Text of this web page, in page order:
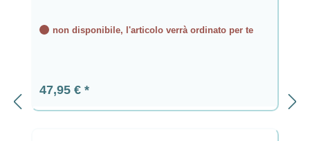
non disponibile, l'articolo verrà ordinato per te
Prezzo normale:
47,95 €